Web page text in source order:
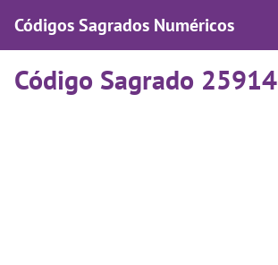
Códigos Sagrados Numéricos
Código Sagrado 25914